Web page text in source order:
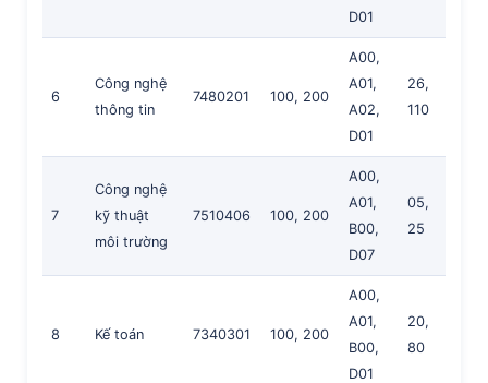
D01
6
Công nghệ
thông tin
7480201 100, 200
A00,
A01,
A02,
D01
26,
110
7
Công nghệ
kỹ thuật
môi trường
7510406 100, 200
A00,
A01,
B00,
D07
05,
25
8 Kế toán 7340301 100, 200
A00,
A01,
B00,
D01
20,
80